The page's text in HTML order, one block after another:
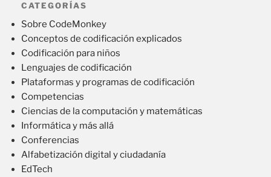
CATEGORÍAS
Sobre CodeMonkey
Conceptos de codificación explicados
Codificación para niños
Lenguajes de codificación
Plataformas y programas de codificación
Competencias
Ciencias de la computación y matemáticas
Informática y más allá
Conferencias
Alfabetización digital y ciudadanía
EdTech